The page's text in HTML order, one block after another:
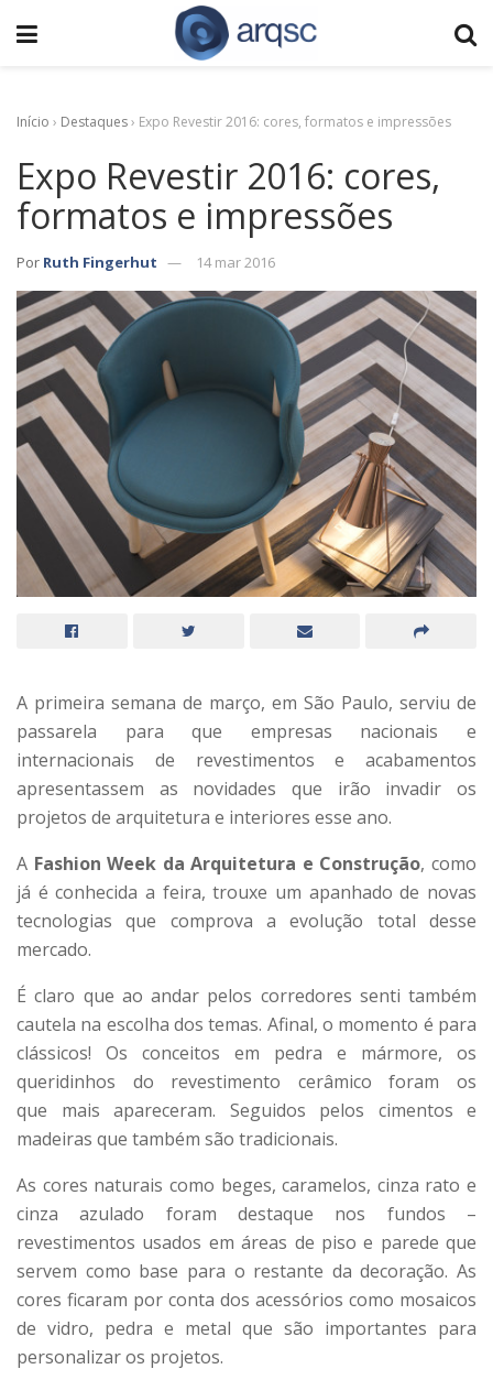
Início › Destaques› Expo Revestir 2016: cores, formatos e impressões
Expo Revestir 2016: cores,
formatos e impressões
Por Ruth Fingerhut 14 mar 2016
A primeira semana de março, em São Paulo, serviu de
passarela para que empresas nacionais e
internacionais de revestimentos e acabamentos
apresentassem as novidades que irão invadir os
projetos de arquitetura e interiores esse ano.
A Fashion Week da Arquitetura e Construção, como
já é conhecida a feira, trouxe um apanhado de novas
tecnologias que comprova a evolução total desse
mercado.
É claro que ao andar pelos corredores senti também
cautela na escolha dos temas. Afinal, o momento é para
clássicos! Os conceitos em pedra e mármore, os
queridinhos do revestimento cerâmico foram os
que mais apareceram. Seguidos pelos cimentos e
madeiras que também são tradicionais.
As cores naturais como beges, caramelos, cinza rato e
cinza azulado foram destaque nos fundos –
revestimentos usados em áreas de piso e parede que
servem como base para o restante da decoração. As
cores ficaram por conta dos acessórios como mosaicos
de vidro, pedra e metal que são importantes para
personalizar os projetos.